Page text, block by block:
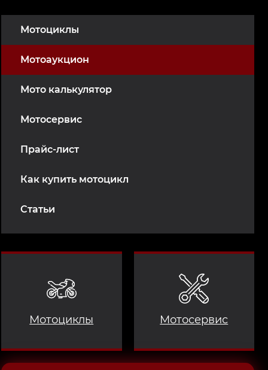
Мотоциклы
Мотоаукцион
Мото калькулятор
Мотосервис
Прайс-лист
Как купить мотоцикл
Статьи
Мотоциклы Мотосервис